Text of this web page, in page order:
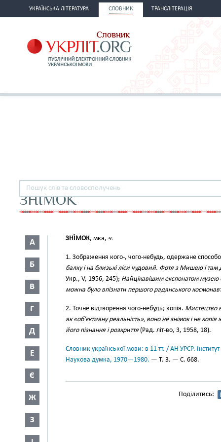
УКРАЇНСЬКА ЛІТЕРАТУРА СЛОВНИК ТРАНСЛІТЕРАЦІЯ
ЗНІМОК
А
Б
В
Г
Д
Е
Є
Ж
З
ЗНІ́МОК, мка, ч.
1. Зображення кого-, чого-небудь, одержане
балку і на близькі ліси чудовий. Фотя з Мишею і
Укр., V, 1956, 245); Найцікавішим експонатом музею
можна було впізнати першого радянського
2. Точне відтворення чого-небудь; копія. Мистецтво
як «об’єктивну реальність», воно не знімок і не
його пізнання і розкриття (Рад. літ-во, 3, 1958, 18).
Словник української мови: в 11 тт. / АН УРСР.
Наукова думка, 1970—1980. — Т. 3. — С. 668.
Поділитись: